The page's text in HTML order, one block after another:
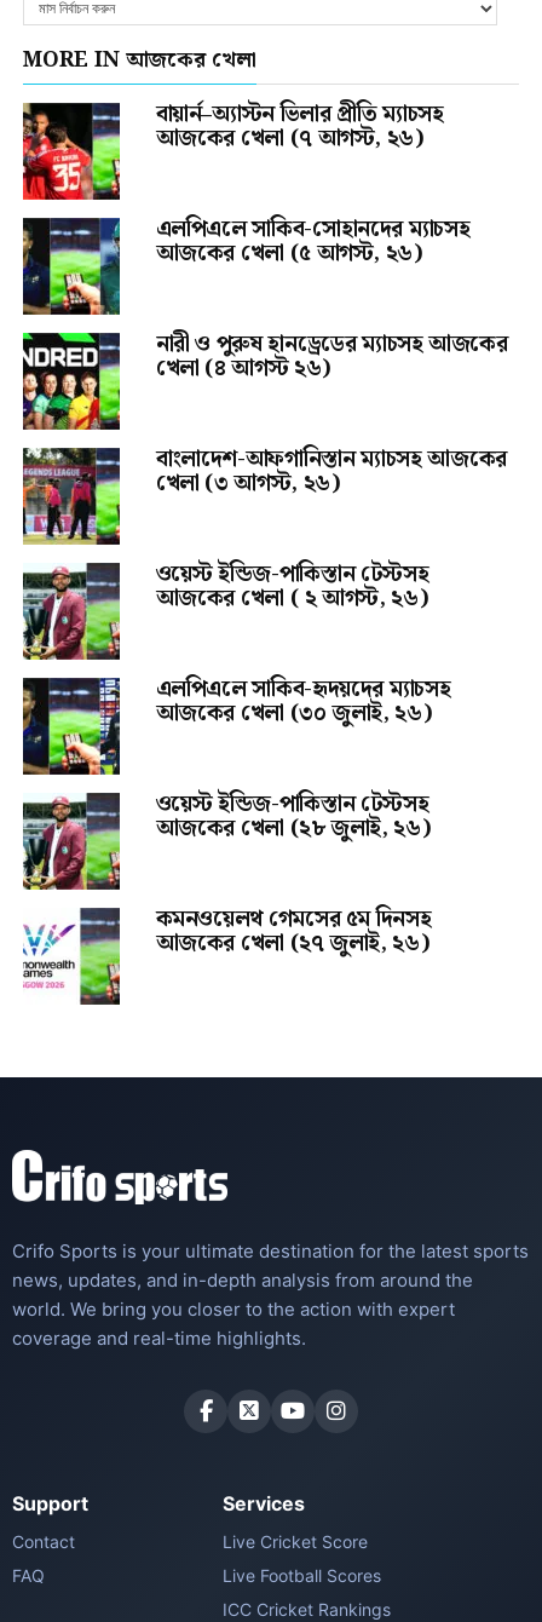
MORE IN আজকের খেলা
বায়ার্ন–অ্যাস্টন ভিলার প্রীতি ম্যাচসহ
আজকের খেলা (৭ আগস্ট, ২৬)
এলপিএলে সাকিব-সোহানদের ম্যাচসহ
আজকের খেলা (৫ আগস্ট, ২৬)
নারী ও পুরুষ হানড্রেডের ম্যাচসহ আজকের
খেলা (৪ আগস্ট ২৬)
বাংলাদেশ-আফগানিস্তান ম্যাচসহ আজকের
খেলা (৩ আগস্ট, ২৬)
ওয়েস্ট ইন্ডিজ-পাকিস্তান টেস্টসহ
আজকের খেলা ( ২ আগস্ট, ২৬)
এলপিএলে সাকিব-হৃদয়দের ম্যাচসহ
আজকের খেলা (৩০ জুলাই, ২৬)
ওয়েস্ট ইন্ডিজ-পাকিস্তান টেস্টসহ
আজকের খেলা (২৮ জুলাই, ২৬)
কমনওয়েলথ গেমসের ৫ম দিনসহ
আজকের খেলা (২৭ জুলাই, ২৬)
Crifo Sports is your ultimate destination for the latest sports
news, updates, and in-depth analysis from around the
world. We bring you closer to the action with expert
coverage and real-time highlights.
Support
Contact
FAQ
Services
Live Cricket Score
Live Football Scores
ICC Cricket Rankings